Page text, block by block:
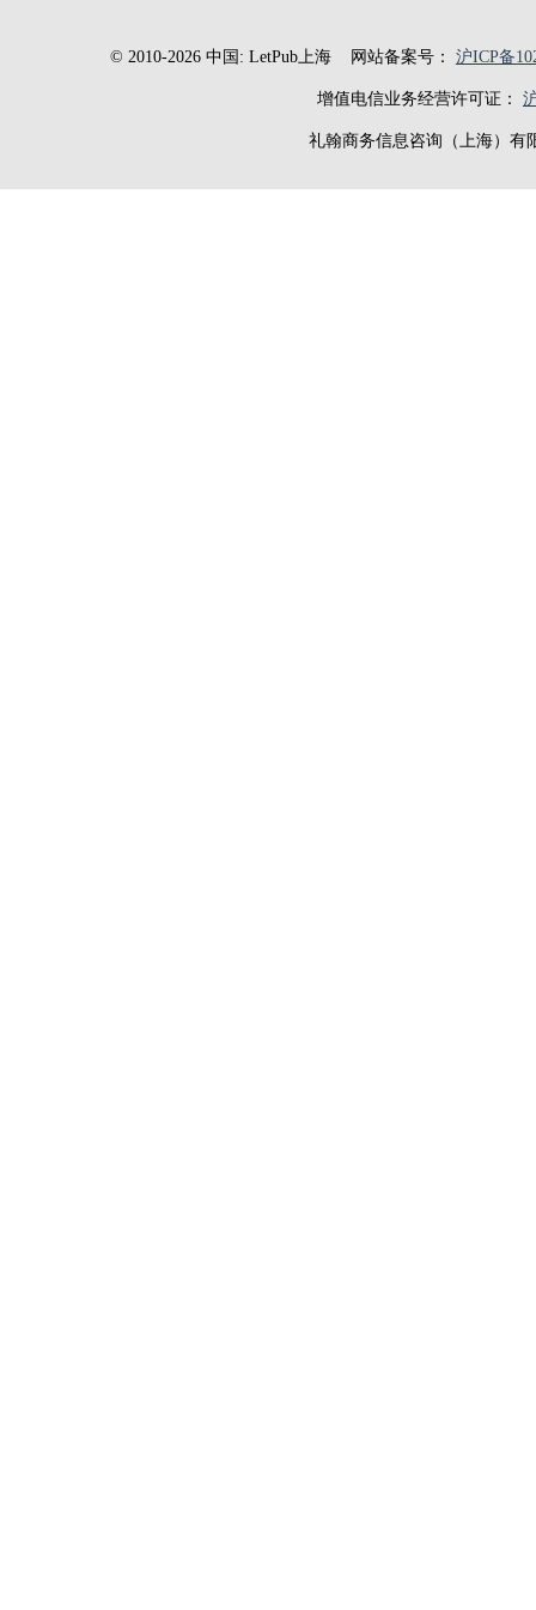
© 2010-2026 中国: LetPub上海网站备案号： 沪ICP备
增值电信业务经营许可证：
礼翰商务信息咨询（上海）